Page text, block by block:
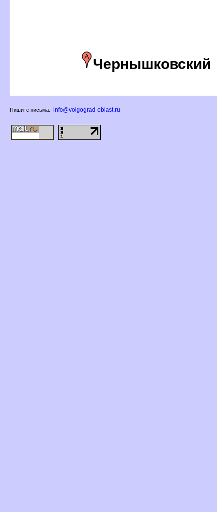
Чернышковский
Пишите письма: info@volgograd-oblast.ru